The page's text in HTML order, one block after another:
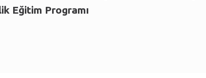
Eğitim Programı